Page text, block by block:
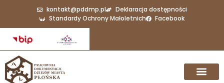
kontakt@pddmp.pl
Deklaracja dostępności
Standardy Ochrony Małoletnich
Facebook